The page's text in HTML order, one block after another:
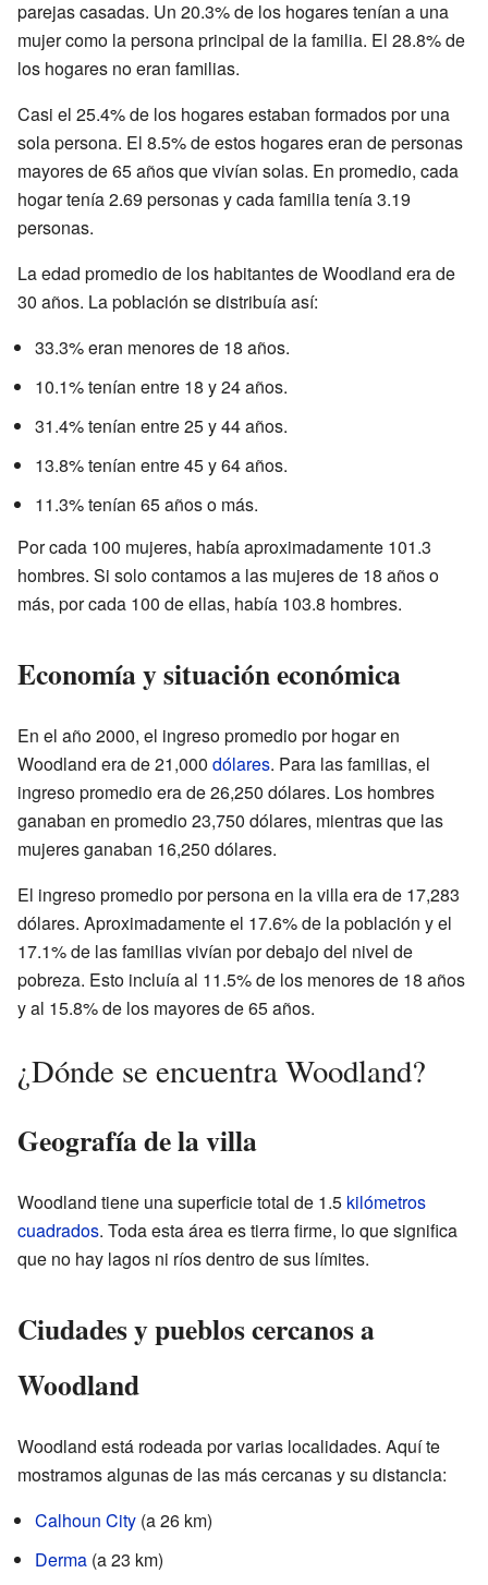
parejas casadas. Un 20.3% de los hogares tenían a una
mujer como la persona principal de la familia. El 28.8% de
los hogares no eran familias.
Casi el 25.4% de los hogares estaban formados por una
sola persona. El 8.5% de estos hogares eran de personas
mayores de 65 años que vivían solas. En promedio, cada
hogar tenía 2.69 personas y cada familia tenía 3.19
personas.
La edad promedio de los habitantes de Woodland era de
30 años. La población se distribuía así:
33.3% eran menores de 18 años.
10.1% tenían entre 18 y 24 años.
31.4% tenían entre 25 y 44 años.
13.8% tenían entre 45 y 64 años.
11.3% tenían 65 años o más.
Por cada 100 mujeres, había aproximadamente 101.3
hombres. Si solo contamos a las mujeres de 18 años o
más, por cada 100 de ellas, había 103.8 hombres.
Economía y situación económica
En el año 2000, el ingreso promedio por hogar en
Woodland era de 21,000 dólares. Para las familias, el
ingreso promedio era de 26,250 dólares. Los hombres
ganaban en promedio 23,750 dólares, mientras que las
mujeres ganaban 16,250 dólares.
El ingreso promedio por persona en la villa era de 17,283
dólares. Aproximadamente el 17.6% de la población y el
17.1% de las familias vivían por debajo del nivel de
pobreza. Esto incluía al 11.5% de los menores de 18 años
y al 15.8% de los mayores de 65 años.
¿Dónde se encuentra Woodland?
Geografía de la villa
Woodland tiene una superficie total de 1.5 kilómetros
cuadrados. Toda esta área es tierra firme, lo que significa
que no hay lagos ni ríos dentro de sus límites.
Ciudades y pueblos cercanos a
Woodland
Woodland está rodeada por varias localidades. Aquí te
mostramos algunas de las más cercanas y su distancia:
Calhoun City (a 26 km)
Derma (a 23 km)